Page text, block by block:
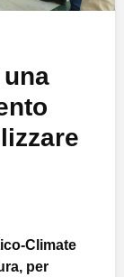
Climate
per